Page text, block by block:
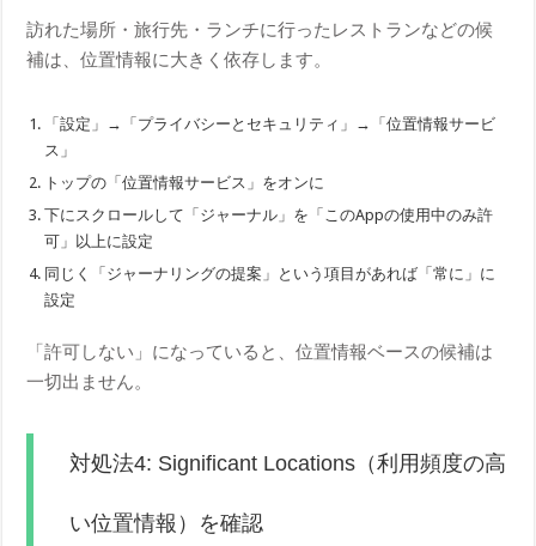
訪れた場所・旅行先・ランチに行ったレストランなどの候
補は、位置情報に大きく依存します。
「設定」→「プライバシーとセキュリティ」→「位置情報サービ
ス」
トップの「位置情報サービス」をオンに
下にスクロールして「ジャーナル」を「このAppの使用中のみ許
可」以上に設定
同じく「ジャーナリングの提案」という項目があれば「常に」に
設定
「許可しない」になっていると、位置情報ベースの候補は
一切出ません。
対処法4: Significant Locations（利用頻度の高
い位置情報）を確認